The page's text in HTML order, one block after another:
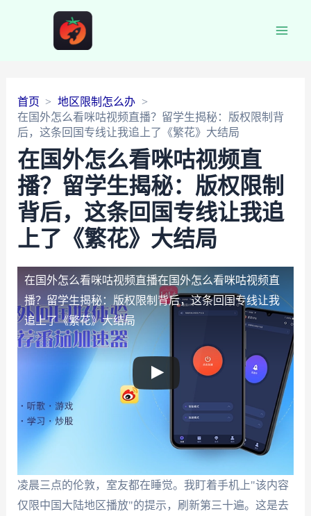
首页
地区限制怎么办
在国外怎么看咪咕视频直播？留学生揭秘：版权限制背
后，这条回国专线让我追上了《繁花》大结局
在国外怎么看咪咕视频直
播？留学生揭秘：版权限制
背后，这条回国专线让我追
上了《繁花》大结局
在国外怎么看咪咕视频直播在国外怎么看咪咕视频直
播？留学生揭秘：版权限制背后，这条回国专线让我
追上了《繁花》大结局
凌晨三点的伦敦，室友都在睡觉。我盯着手机上"该内容
仅限中国大陆地区播放"的提示，刷新第三十遍。这是去